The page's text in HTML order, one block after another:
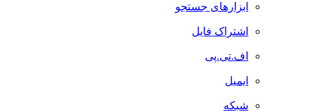
ابزارهای جستجو
اشتراک فایل
اف.تی.پی
ایمیل
شبکه